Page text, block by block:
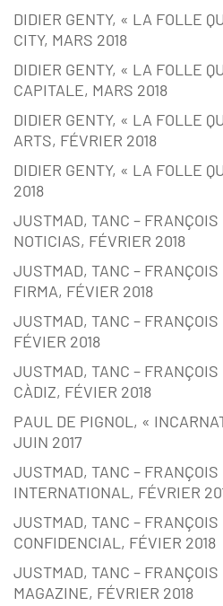
DIDIER GENTY, « LA FOLLE
CITY, MARS 2018
DIDIER GENTY, « LA FOLLE
CAPITALE, MARS 2018
DIDIER GENTY, « LA FOLLE
ARTS, FÉVRIER 2018
DIDIER GENTY, « LA FOLLE
2018
JUSTMAD, TANC – FRANÇOIS
NOTICIAS, FÉVRIER 2018
JUSTMAD, TANC –
FIRMA, FÉVIER 2018
JUSTMAD, TANC –
FÉVIER 2018
JUSTMAD, TANC –
CÀDIZ, FÉVIER 2018
PAUL DE PIGNOL, «
JUIN 2017
JUSTMAD, TANC –
INTERNATIONAL, FÉVRIER
JUSTMAD, TANC – FRANÇOIS
CONFIDENCIAL, FÉVIER 2018
JUSTMAD, TANC –
MAGAZINE, FÉVRIER 2018